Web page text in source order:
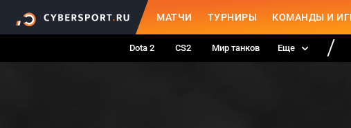
МАТЧИ ТУРНИРЫ КОМАНДЫ И
Dota 2 CS2 Мир танков Еще